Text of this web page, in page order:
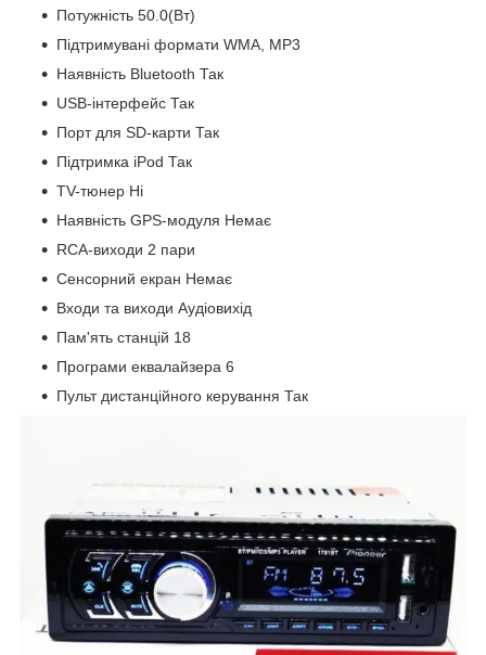
Потужність 50.0(Вт)
Підтримувані формати WMA, MP3
Наявність Bluetooth Так
USB-інтерфейс Так
Порт для SD-карти Так
Підтримка iPod Так
TV-тюнер Ні
Наявність GPS-модуля Немає
RCA-виходи 2 пари
Сенсорний екран Немає
Входи та виходи Аудіовихід
Пам'ять станцій 18
Програми еквалайзера 6
Пульт дистанційного керування Так